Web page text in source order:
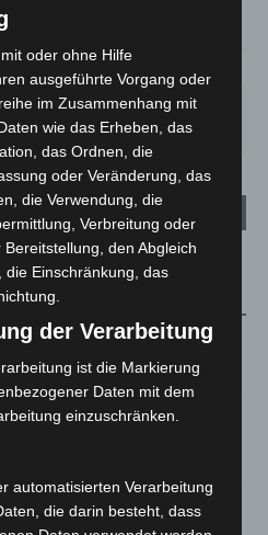
MI.
26°
DO.
30°
FR.
34
feiern in Hildesheim
Susann Mehring zeigt ihre
zwischen Hannover-West
oder ohne Hilfe
ausgeführte Vorgang oder
im Zusammenhang mit
wie das Erheben, das
das Ordnen, die
oder Veränderung, das
die Verwendung, die
Verbreitung oder
den Abgleich
die Einschränkung, das
der Verarbeitung
ist die Markierung
Daten mit dem
einzuschränken.
automatisierten Verarbeitung
die darin besteht, dass